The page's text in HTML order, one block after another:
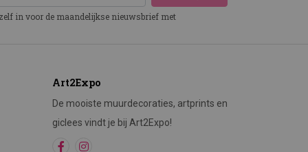
in voor de maandelijkse nieuwsbrief met
Art2Expo
De mooiste muurdecoraties, artprints en
giclees vindt je bij Art2Expo!